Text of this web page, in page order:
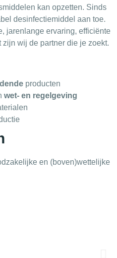
kan opzetten. Sinds
desinfectiemiddel aan toe.
jarenlange ervaring, efficiënte
wij de partner die je zoekt.
producten
wet- en regelgeving
en (boven)wettelijke